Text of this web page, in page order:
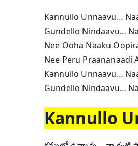
Kannullo Unnaavu…
Gundello Nindaavu…
Nee Ooha Naaku
Nee Peru Praananaadi
Kannullo Unnaavu…
Gundello Nindaavu…
Kannullo